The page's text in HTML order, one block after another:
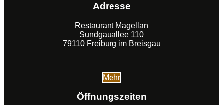
Adresse
Restaurant Magellan
Sundgauallee 110
79110 Freiburg im Breisgau
Mehr
Öffnungszeiten